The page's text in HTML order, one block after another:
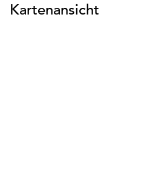
Kartenansicht